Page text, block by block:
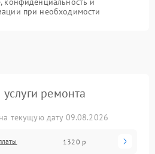
при необходимости
ремонта
текущую дату 09.08.2026
1320 р